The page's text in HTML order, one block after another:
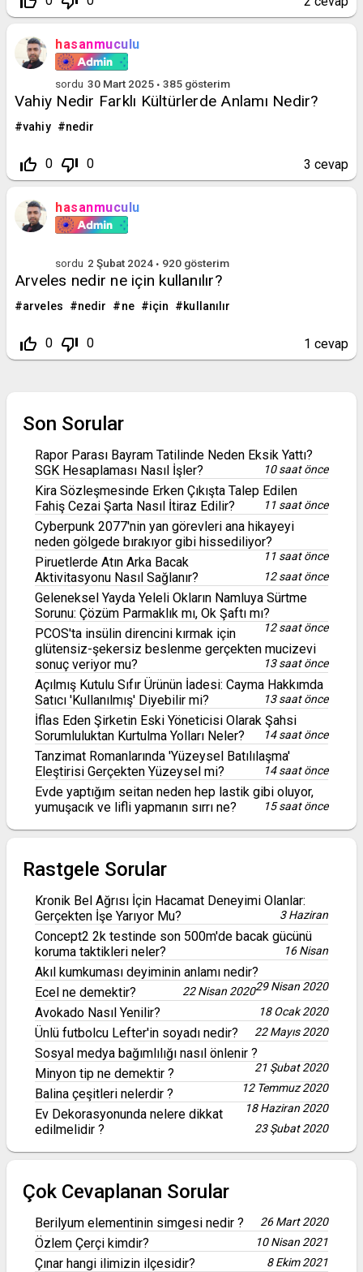
hasanmuculu
sordu 30 Mart 2025 385 gösterim
Vahiy Nedir Farklı Kültürlerde Anlamı Nedir?
vahiy nedir
thumb_up_off_alt 0 thumb_down_off_alt 0 3 cevap
hasanmuculu
sordu 2 Şubat 2024 920 gösterim
Arveles nedir ne için kullanılır?
arveles nedir ne için kullanılır
thumb_up_off_alt 0 thumb_down_off_alt 0 1 cevap
Son Sorular
Rapor Parası Bayram Tatilinde Neden Eksik Yattı?
SGK Hesaplaması Nasıl İşler?
10 saat önce
Kira Sözleşmesinde Erken Çıkışta Talep Edilen
Fahiş Cezai Şarta Nasıl İtiraz Edilir?
11 saat önce
Cyberpunk 2077'nin yan görevleri ana hikayeyi
neden gölgede bırakıyor gibi hissediliyor?
11 saat önce
Piruetlerde Atın Arka Bacak
Aktivitasyonu Nasıl Sağlanır?
12 saat önce
Geleneksel Yayda Yeleli Okların Namluya Sürtme
Sorunu: Çözüm Parmaklık mı, Ok Şaftı mı?
12 saat önce
PCOS'ta insülin direncini kırmak için
glütensiz-şekersiz beslenme gerçekten mucizevi
sonuç veriyor mu?
13 saat önce
Açılmış Kutulu Sıfır Ürünün İadesi: Cayma Hakkımda
Satıcı 'Kullanılmış' Diyebilir mi?
13 saat önce
İflas Eden Şirketin Eski Yöneticisi Olarak Şahsi
Sorumluluktan Kurtulma Yolları Neler?
14 saat önce
Tanzimat Romanlarında 'Yüzeysel Batılılaşma'
Eleştirisi Gerçekten Yüzeysel mi?
14 saat önce
Evde yaptığım seitan neden hep lastik gibi oluyor,
yumuşacık ve lifli yapmanın sırrı ne?
15 saat önce
Rastgele Sorular
Kronik Bel Ağrısı İçin Hacamat Deneyimi Olanlar:
Gerçekten İşe Yarıyor Mu?
3 Haziran
Concept2 2k testinde son 500m'de bacak gücünü
koruma taktikleri neler?
16 Nisan
Akıl kumkuması deyiminin anlamı nedir?
29 Nisan 2020
Ecel ne demektir? 22 Nisan 2020
Avokado Nasıl Yenilir? 18 Ocak 2020
Ünlü futbolcu Lefter'in soyadı nedir? 22 Mayıs 2020
Sosyal medya bağımlılığı nasıl önlenir ?
21 Şubat 2020
Minyon tip ne demektir ?
12 Temmuz 2020
Balina çeşitleri nelerdir ?
18 Haziran 2020
Ev Dekorasyonunda nelere dikkat
edilmelidir ?
23 Şubat 2020
Çok Cevaplanan Sorular
Berilyum elementinin simgesi nedir ? 26 Mart 2020
Özlem Çerçi kimdir? 10 Nisan 2021
Çınar hangi ilimizin ilçesidir? 8 Ekim 2021